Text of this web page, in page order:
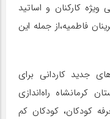
کارکنان و اساتید
فاطمیه،از جمله این
جدید کاردانی برای
کرمانشاه راه‌اندازی
کودکان، کودکان کم